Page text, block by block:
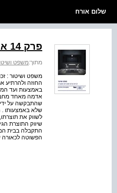
שלום אורח
פרק 14 אחריות המשטרה בנזיקין
מתוך:משפט
החוזה ולהרתיע
אדמה מאחד
שהתבקשה על ידי
שלא באמצעותו .
לשווק את
שיווק התוצרת
התקבלה בבית
הפשוטה